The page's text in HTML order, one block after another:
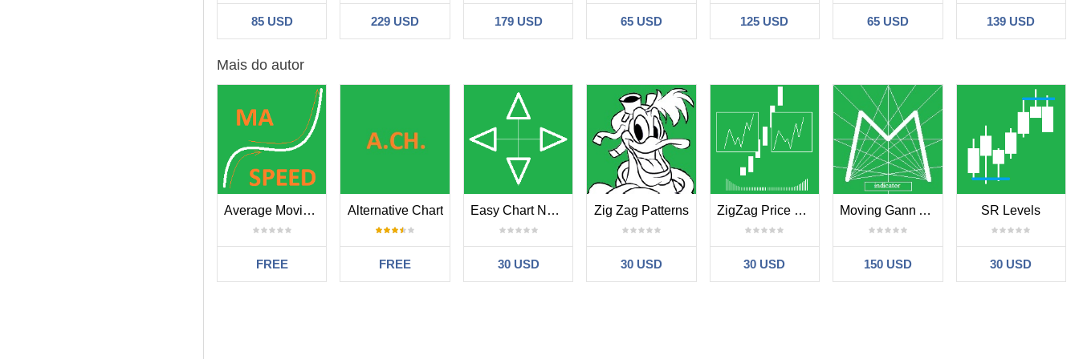
85 USD 229 USD 179 USD 65 USD 125 USD 65 USD 139 USD
Mais do autor
Average Moving of Moving Average
FREE
Alternative Chart
FREE
Easy Chart Navigate
30 USD
Zig Zag Patterns
30 USD
ZigZag Price Movement Patterns
30 USD
Moving Gann Angles Indicator
150 USD
SR Levels
30 USD